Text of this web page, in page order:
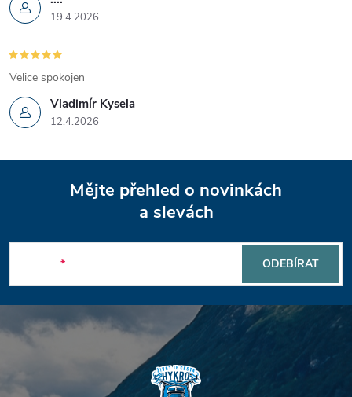
19.4.2026
Vladimír Kysela
12.4.2026
Velice spokojen
p
a
t
í
Mějte přehled o novinkách
a slevách
ODEBÍRAT